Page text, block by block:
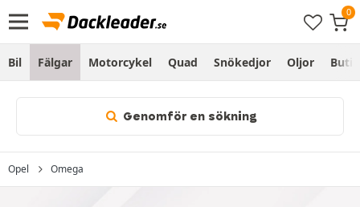
Bil Fälgar Motorcykel Quad Snökedjor Oljor Butik
Genomför en sökning
Opel Omega